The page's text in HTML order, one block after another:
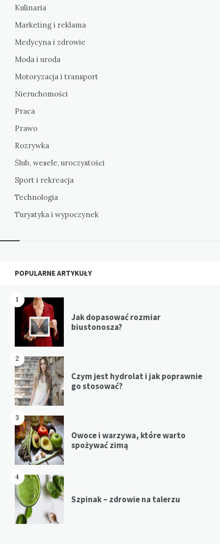
Kulinaria
Marketing i reklama
Medycyna i zdrowie
Moda i uroda
Motoryzacja i transport
Nieruchomości
Praca
Prawo
Rozrywka
Ślub, wesele, uroczystości
Sport i rekreacja
Technologia
Turystyka i wypoczynek
Widgets
POPULARNE ARTYKUŁY
1
Jak dopasować rozmiar
biustonosza?
2
Czym jest hydrolat i jak poprawnie
go stosować?
3
Owoce i warzywa, które warto
spożywać zimą
4
Szpinak – zdrowie na talerzu